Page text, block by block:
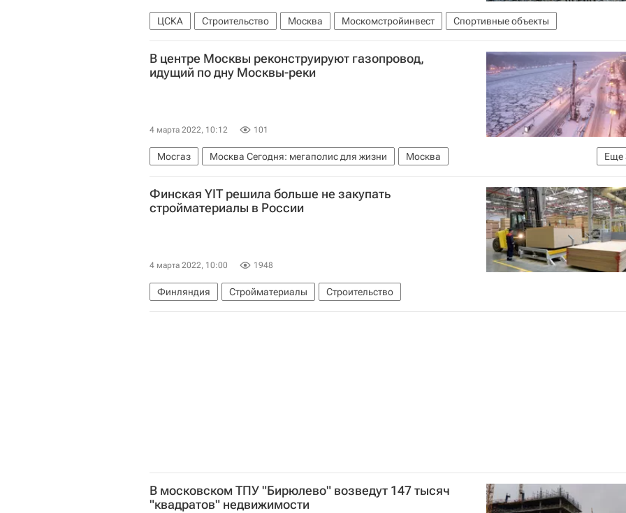
ЦСКА Строительство Москва Москомстройинвест Спортивные объекты
В центре Москвы реконструируют газопровод,
идущий по дну Москвы-реки
4 марта 2022, 10:12 101
Еще
Мосгаз Москва Сегодня: мегаполис для жизни
Москва
Комплекс городского хозяйства Москвы
Городское хозяйство Москвы ЖКХ
Финская YIT решила больше не закупать
стройматериалы в России
4 марта 2022, 10:00 1948
Финляндия Стройматериалы Строительство
В московском ТПУ "Бирюлево" возведут 147 тысяч
"квадратов" недвижимости